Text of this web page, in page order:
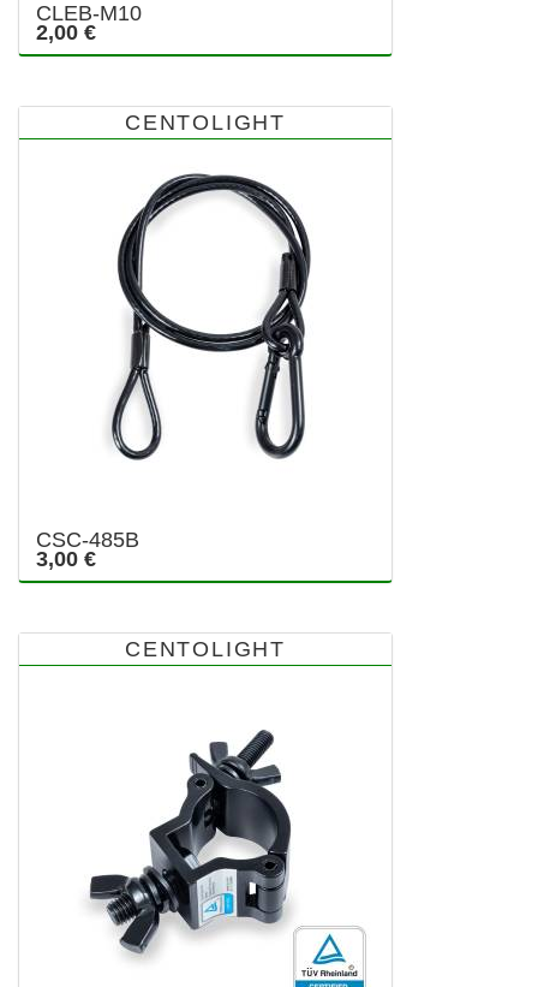
CLEB-M10
2,00 €
CENTOLIGHT
CSC-485B
3,00 €
CENTOLIGHT